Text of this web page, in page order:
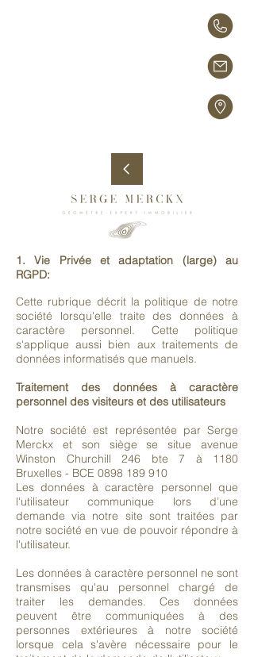
1. Vie Privée et adaptation (large) au
RGPD:
Cette rubrique décrit la politique de notre
société lorsqu'elle traite des données à
caractère personnel. Cette politique
s'applique aussi bien aux traitements de
données informatisés que manuels.
Traitement des données à caractère
personnel des visiteurs et des utilisateurs
Notre société est représentée par Serge
Merckx et son siège se situe avenue
Winston Churchill 246 bte 7 à 1180
Bruxelles - BCE 0898 189 910
Les données à caractère personnel que
l'utilisateur communique lors d’une
demande via notre site sont traitées par
notre société en vue de pouvoir répondre à
l'utilisateur.
Les données à caractère personnel ne sont
transmises qu'au personnel chargé de
traiter les demandes. Ces données
peuvent être communiquées à des
personnes extérieures à notre société
lorsque cela s'avère nécessaire pour le